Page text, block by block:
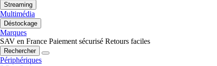
Streaming
Multimédia
Déstockage
Marques
SAV en France Paiement sécurisé Retours faciles
Rechercher
Périphériques